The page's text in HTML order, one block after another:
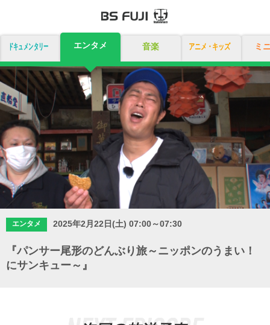
ドキュメンタリー エンタメ 音楽 アニメ・キッズ ミ
エンタメ 2025年2月22日(土) 07:00～07:30
『パンサー尾形のどんぶり旅～ニッポンのうまい！
にサンキュー～』